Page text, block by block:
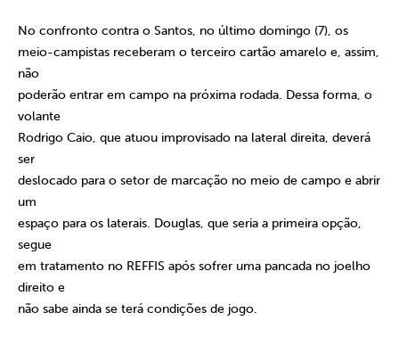
No confronto contra o Santos, no último domingo (7), os
meio-campistas receberam o terceiro cartão amarelo e, assim,
não
poderão entrar em campo na próxima rodada. Dessa forma, o
volante
Rodrigo Caio, que atuou improvisado na lateral direita, deverá
ser
deslocado para o setor de marcação no meio de campo e abrir
um
espaço para os laterais. Douglas, que seria a primeira opção,
segue
em tratamento no REFFIS após sofrer uma pancada no joelho
direito e
não sabe ainda se terá condições de jogo.